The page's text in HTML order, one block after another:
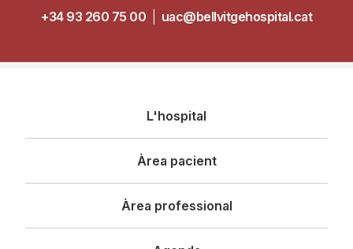
+34 93 260 75 00
uac@bellvitgehospital.cat
principal
L'hospital
Àrea pacient
Àrea professional